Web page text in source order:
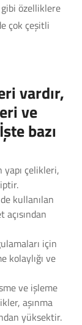
özelliklere
çok çeşitli
vardır,
ve
bazı
yapı çelikleri,
kullanılan
için
kolaylığı ve
ve işleme
aşınma
yüksektir.